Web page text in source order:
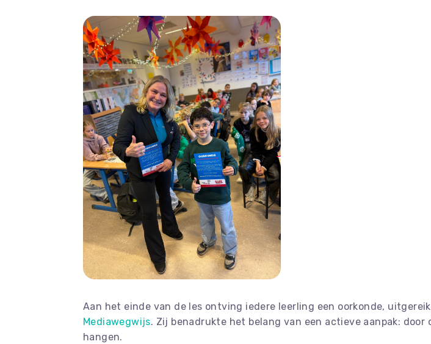
Aan het einde van de les ontving iedere leerling een oorkonde,
Mediawegwijs. Zij benadrukte het belang van een actieve aanpak:
hangen.